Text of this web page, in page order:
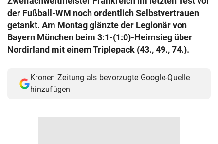
der Fußball-WM noch ordentlich Selbstvertrauen
getankt. Am Montag glänzte der Legionär von
Bayern München beim 3:1-(1:0)-Heimsieg über
Nordirland mit einem Triplepack (43., 49., 74.).
Kronen Zeitung als bevorzugte Google-Quelle
hinzufügen